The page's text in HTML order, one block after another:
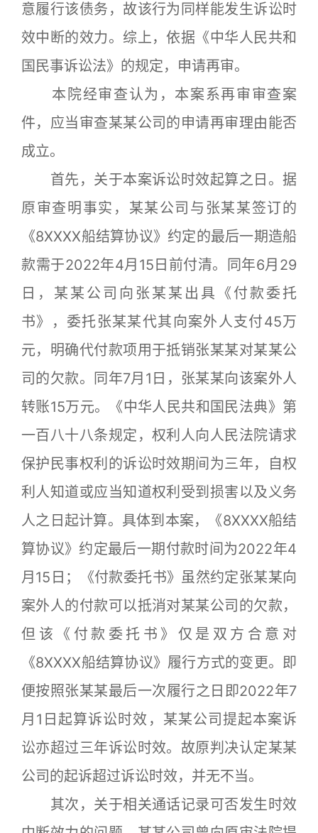
意履行该债务，故该行为同样能发生诉讼时
效中断的效力。综上，依据《中华人民共和
国民事诉讼法》的规定，申请再审。
本院经审查认为，本案系再审审查案
件，应当审查某某公司的申请再审理由能否
成立。
首先，关于本案诉讼时效起算之日。据
原审查明事实，某某公司与张某某签订的
《8XXXX船结算协议》约定的最后一期造船
款需于2022年4月15日前付清。同年6月29
日，某某公司向张某某出具《付款委托
书》，委托张某某代其向案外人支付45万
元，明确代付款项用于抵销张某某对某某公
司的欠款。同年7月1日，张某某向该案外人
转账15万元。《中华人民共和国民法典》第
一百八十八条规定，权利人向人民法院请求
保护民事权利的诉讼时效期间为三年，自权
利人知道或应当知道权利受到损害以及义务
人之日起计算。具体到本案，《8XXXX船结
算协议》约定最后一期付款时间为2022年4
月15日；《付款委托书》虽然约定张某某向
案外人的付款可以抵消对某某公司的欠款，
但该《付款委托书》仅是双方合意对
《8XXXX船结算协议》履行方式的变更。即
便按照张某某最后一次履行之日即2022年7
月1日起算诉讼时效，某某公司提起本案诉
讼亦超过三年诉讼时效。故原判决认定某某
公司的起诉超过诉讼时效，并无不当。
其次，关于相关通话记录可否发生时效